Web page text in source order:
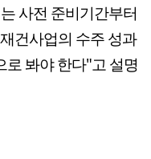
사전 준비기간부터
건사업의 수주 성과
로 봐야 한다"고 설명